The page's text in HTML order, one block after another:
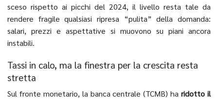
sceso rispetto ai picchi del 2024, il livello resta tale da
rendere fragile qualsiasi ripresa “pulita” della domanda:
salari, prezzi e aspettative si muovono su piani ancora
instabili.
Tassi in calo, ma la finestra per la crescita resta
stretta
Sul fronte monetario, la banca centrale (TCMB) haridotto il